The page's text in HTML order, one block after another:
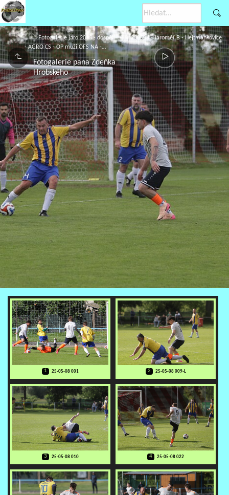
Fotogalerie jaro 2025 - dospělí
250508 - Jaroměř B - Hejtmánkovice
- AGRO CS - OP muži OFS NA -…
Fotogalerie pana Zdeňka
Hrobského
1 25-05-08 001 2 25-05-08 009-L
3 25-05-08 010 4 25-05-08 022